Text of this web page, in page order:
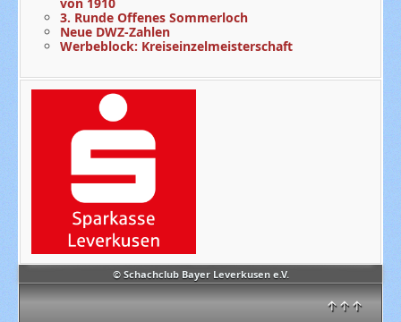
© Schachclub Bayer Leverkusen e.V.
↑↑↑
3. Runde Offenes Sommerloch
Neue DWZ-Zahlen
Werbeblock: Kreiseinzelmeisterschaft